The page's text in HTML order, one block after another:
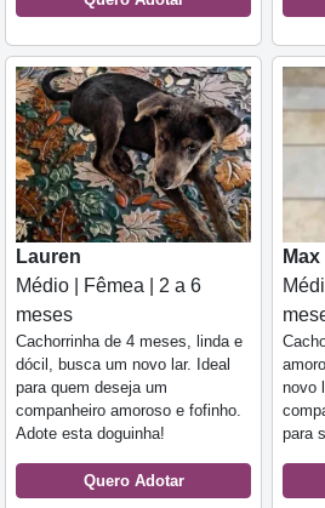
Lauren
Médio | Fêmea | 2 a 6
meses
Cachorrinha de 4 meses, linda e
dócil, busca um novo lar. Ideal
para quem deseja um
companheiro amoroso e fofinho.
Adote esta doguinha!
Quero Adotar
Max
novo
para